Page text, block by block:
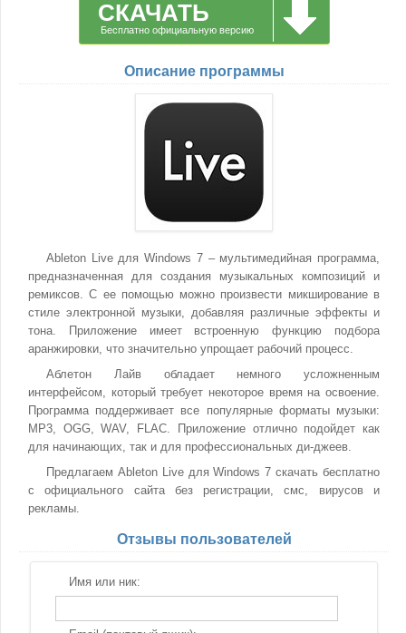
СКАЧАТЬ
Бесплатно официальную версию
Описание программы
Ableton Live для Windows 7 – мультимедийная программа,
предназначенная для создания музыкальных композиций и
ремиксов. С ее помощью можно произвести микширование в
стиле электронной музыки, добавляя различные эффекты и
тона. Приложение имеет встроенную функцию подбора
аранжировки, что значительно упрощает рабочий процесс.
Аблетон Лайв обладает немного усложненным
интерфейсом, который требует некоторое время на освоение.
Программа поддерживает все популярные форматы музыки:
MP3, OGG, WAV, FLAC. Приложение отлично подойдет как
для начинающих, так и для профессиональных ди-джеев.
Предлагаем Ableton Live для Windows 7 скачать бесплатно
с официального сайта без регистрации, смс, вирусов и
рекламы.
Отзывы пользователей
Имя или ник: